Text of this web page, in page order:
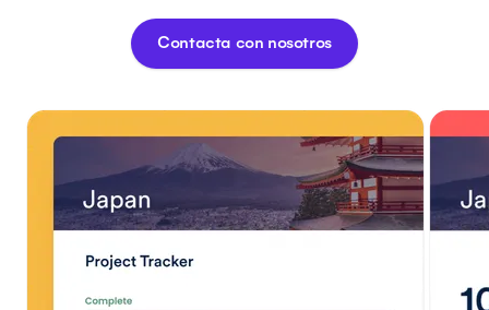
Contacta con nosotros